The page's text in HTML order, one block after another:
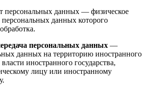
персональных данных — физическое
данных которого
персональных данных —
данных на территорию иностранного
иностранного государства,
лицу или иностранному